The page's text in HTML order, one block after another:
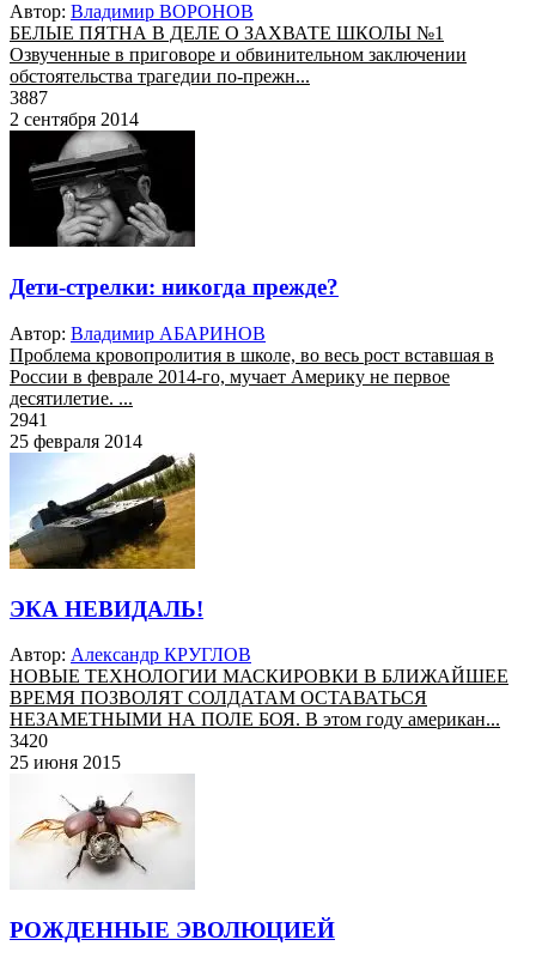
Автор: Владимир ВОРОНОВ
БЕЛЫЕ ПЯТНА В ДЕЛЕ О ЗАХВАТЕ ШКОЛЫ №1
Озвученные в приговоре и обвинительном заключении
обстоятельства трагедии по-прежн...
3887
2 сентября 2014
Дети-стрелки: никогда прежде?
Автор: Владимир АБАРИНОВ
Проблема кровопролития в школе, во весь рост вставшая в
России в феврале 2014-го, мучает Америку не первое
десятилетие. ...
2941
25 февраля 2014
ЭКА НЕВИДАЛЬ!
Автор: Александр КРУГЛОВ
НОВЫЕ ТЕХНОЛОГИИ МАСКИРОВКИ В БЛИЖАЙШЕЕ
ВРЕМЯ ПОЗВОЛЯТ СОЛДАТАМ ОСТАВАТЬСЯ
НЕЗАМЕТНЫМИ НА ПОЛЕ БОЯ. В этом году американ...
3420
25 июня 2015
РОЖДЕННЫЕ ЭВОЛЮЦИЕЙ